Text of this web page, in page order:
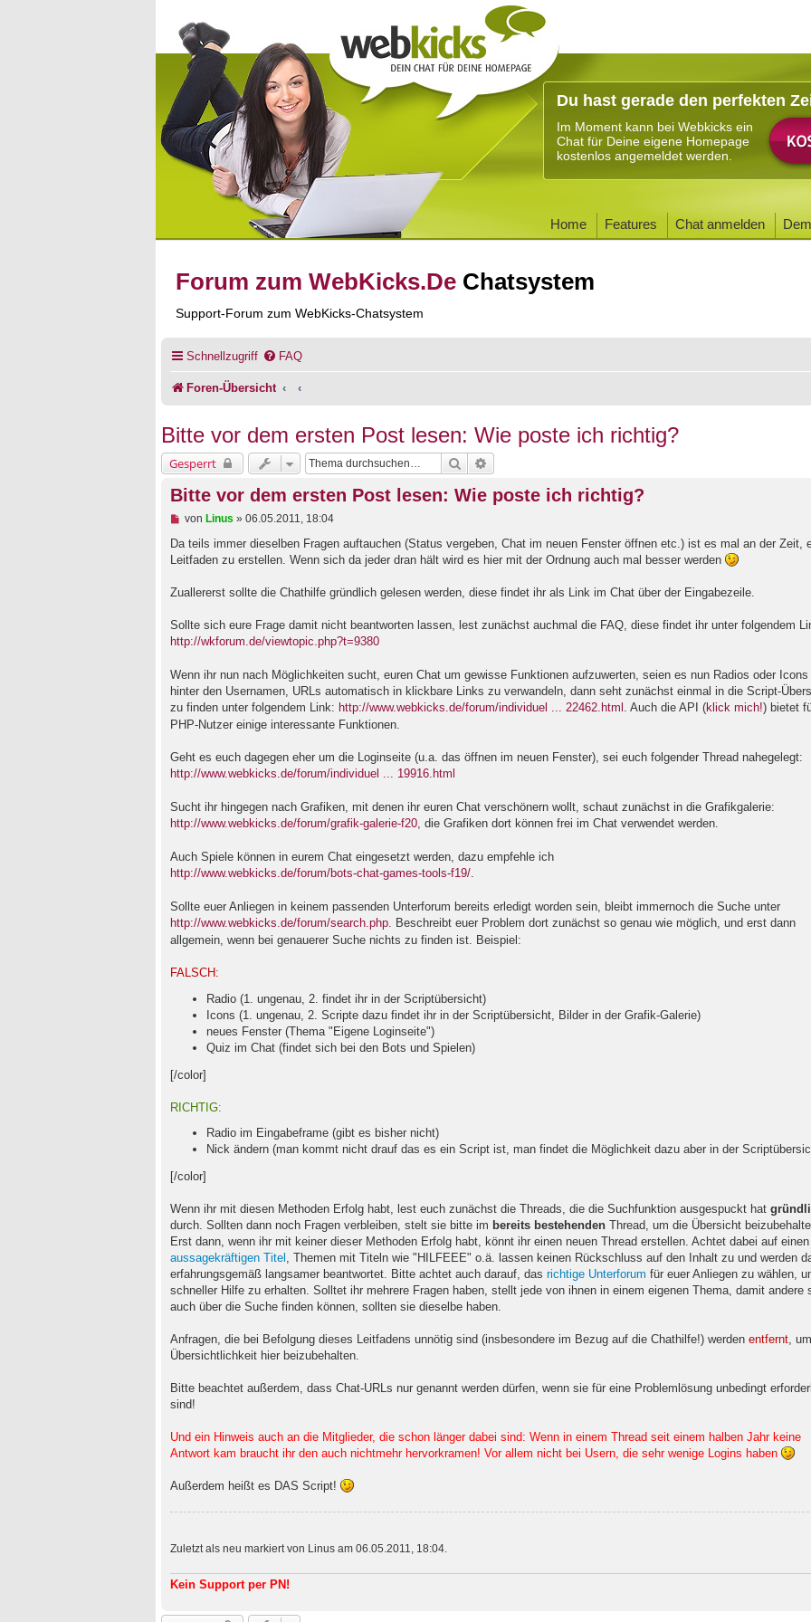
Du hast gerade den perfekten
Im Moment kann bei Webkicks ein
Chat für Deine eigene Homepage
kostenlos angemeldet werden.
Home Features Chat anmelden
Forum zum WebKicks.De Chatsystem
Support-Forum zum WebKicks-Chatsystem
Schnellzugriff FAQ
Foren-Übersicht
Bitte vor dem ersten Post lesen: Wie poste ich richtig?
Gesperrt Suche
Bitte vor dem ersten Post lesen: Wie poste ich richtig?
U
g
e
s
n
e
r
e
i
t
r
a
von Linus » 06.05.2011, 18:04
Da teils immer dieselben Fragen auftauchen (Status vergeben, Chat im neuen Fenster öffnen etc.) ist es mal an der Zeit,
Leitfaden zu erstellen. Wenn sich da jeder dran hält wird es hier mit der Ordnung auch mal besser werden
Zuallererst sollte die Chathilfe gründlich gelesen werden, diese findet ihr als Link im Chat über der Eingabezeile.
Sollte sich eure Frage damit nicht beantworten lassen, lest zunächst auchmal die FAQ, diese findet ihr unter folgendem
http://wkforum.de/viewtopic.php?t=9380
Wenn ihr nun nach Möglichkeiten sucht, euren Chat um gewisse Funktionen aufzuwerten, seien es nun Radios oder Icons
hinter den Usernamen, URLs automatisch in klickbare Links zu verwandeln, dann seht zunächst einmal in die Script-
zu finden unter folgendem Link: http://www.webkicks.de/forum/individuel ... 22462.html . Auch die API (klick mich!) bietet
PHP-Nutzer einige interessante Funktionen.
Geht es euch dagegen eher um die Loginseite (u.a. das öffnen im neuen Fenster), sei euch folgender Thread nahegelegt:
http://www.webkicks.de/forum/individuel ... 19916.html
Sucht ihr hingegen nach Grafiken, mit denen ihr euren Chat verschönern wollt, schaut zunächst in die Grafikgalerie:
http://www.webkicks.de/forum/grafik-galerie-f20, die Grafiken dort können frei im Chat verwendet werden.
Auch Spiele können in eurem Chat eingesetzt werden, dazu empfehle ich
http://www.webkicks.de/forum/bots-chat-games-tools-f19/.
Sollte euer Anliegen in keinem passenden Unterforum bereits erledigt worden sein, bleibt immernoch die Suche unter
http://www.webkicks.de/forum/search.php. Beschreibt euer Problem dort zunächst so genau wie möglich, und erst dann
allgemein, wenn bei genauerer Suche nichts zu finden ist. Beispiel:
FALSCH:
Radio (1. ungenau, 2. findet ihr in der Scriptübersicht)
Icons (1. ungenau, 2. Scripte dazu findet ihr in der Scriptübersicht, Bilder in der Grafik-Galerie)
neues Fenster (Thema "Eigene Loginseite")
Quiz im Chat (findet sich bei den Bots und Spielen)
[/color]
RICHTIG:
Radio im Eingabeframe (gibt es bisher nicht)
Nick ändern (man kommt nicht drauf das es ein Script ist, man findet die Möglichkeit dazu aber in der
[/color]
Wenn ihr mit diesen Methoden Erfolg habt, lest euch zunächst die Threads, die die Suchfunktion ausgespuckt hat
durch. Sollten dann noch Fragen verbleiben, stelt sie bitte im bereits bestehenden Thread, um die Übersicht
Erst dann, wenn ihr mit keiner dieser Methoden Erfolg habt, könnt ihr einen neuen Thread erstellen. Achtet dabei auf einen
aussagekräftigen Titel , Themen mit Titeln wie "HILFEEE" o.ä. lassen keinen Rückschluss auf den Inhalt zu und werden
erfahrungsgemäß langsamer beantwortet. Bitte achtet auch darauf, das richtige Unterforum für euer Anliegen zu wählen,
schneller Hilfe zu erhalten. Solltet ihr mehrere Fragen haben, stellt jede von ihnen in einem eigenen Thema, damit andere
auch über die Suche finden können, sollten sie dieselbe haben.
Anfragen, die bei Befolgung dieses Leitfadens unnötig sind (insbesondere im Bezug auf die Chathilfe!) werden entfernt,
Übersichtlichkeit hier beizubehalten.
Bitte beachtet außerdem, dass Chat-URLs nur genannt werden dürfen, wenn sie für eine Problemlösung unbedingt
sind!
Und ein Hinweis auch an die Mitglieder, die schon länger dabei sind: Wenn in einem Thread seit einem halben Jahr keine
Antwort kam braucht ihr den auch nichtmehr hervorkramen! Vor allem nicht bei Usern, die sehr wenige Logins haben
Außerdem heißt es DAS Script!
Zuletzt als neu markiert von Linus am 06.05.2011, 18:04.
Kein Support per PN!